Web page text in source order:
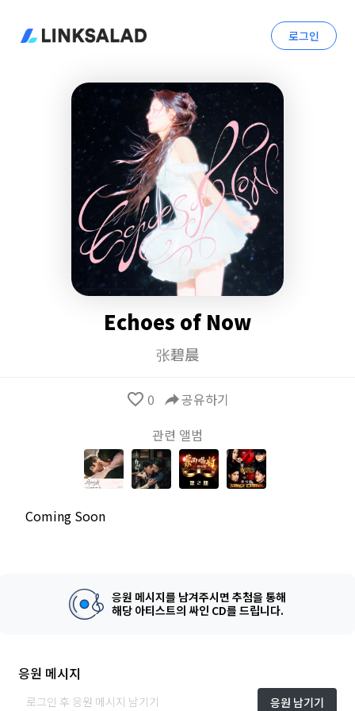
로그인
Echoes of Now
张碧晨
favorite_border 0 reply공유하기
관련 앨범
Coming Soon
응원 메시지를 남겨주시면 추첨을 통해
해당 아티스트의 싸인 CD를 드립니다.
응원 메시지
응원 남기기